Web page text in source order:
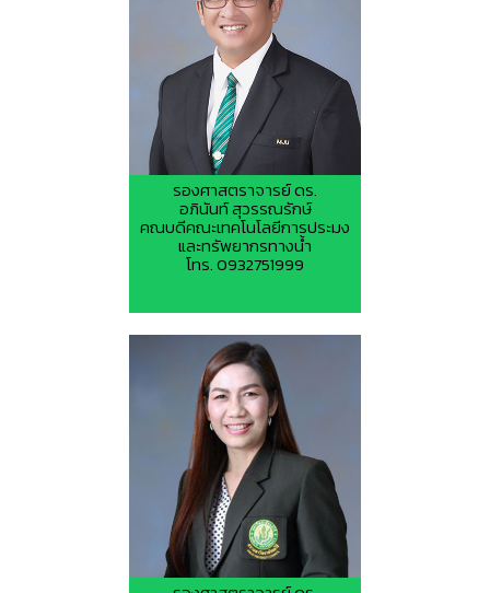
รองศาสตราจารย์ ดร.
อภินันท์ สุวรรณรักษ์
คณบดีคณะเทคโนโลยีการประมง
และทรัพยากรทางน้ำ
โทร. 0932751999